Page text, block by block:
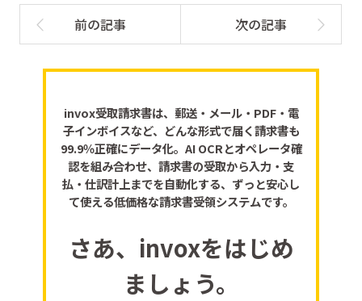
invox受取請求書は、郵送・メール・PDF・電
子インボイスなど、どんな形式で届く請求書も
99.9％正確にデータ化。AI OCRとオペレータ確
認を組み合わせ、請求書の受取から入力・支
払・仕訳計上までを自動化する、ずっと安心し
て使える低価格な請求書受領システムです。
さあ、invoxをはじめ
ましょう。